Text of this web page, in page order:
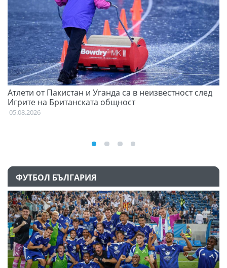
Атлети от Пакистан и Уганда са в неизвестност след
Игрите на Британската общност
05.08.2026
ФУТБОЛ БЪЛГАРИЯ